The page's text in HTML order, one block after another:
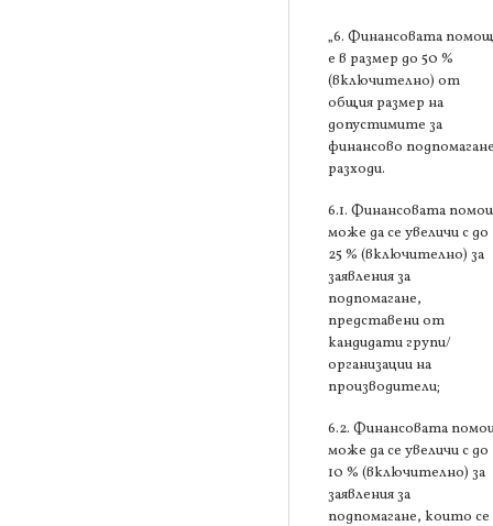
„6. Финансовата
е в размер до 50 %
(включително) от
общия размер на
допустимите за
финансово
разходи.
6.1. Финансовата
може да се увеличи с до
25 % (включително) за
заявления за
подпомагане,
представени от
кандидати групи/
организации на
производители;
6.2. Финансовата
може да се увеличи с до
10 % (включително) за
заявления за
подпомагане, които се